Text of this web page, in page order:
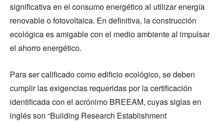
significativa en el consumo energético al utilizar energía
renovable o fotovoltaica. En definitiva, la construcción
ecológica es amigable con el medio ambiente al impulsar
el ahorro energético.
Para ser calificado como edificio ecológico, se deben
cumplir las exigencias requeridas por la certificación
identificada con el acrónimo BREEAM, cuyas siglas en
inglés son “Building Research Establishment